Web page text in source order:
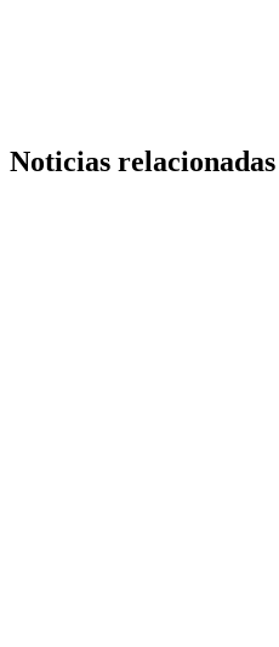
Noticias relacionadas